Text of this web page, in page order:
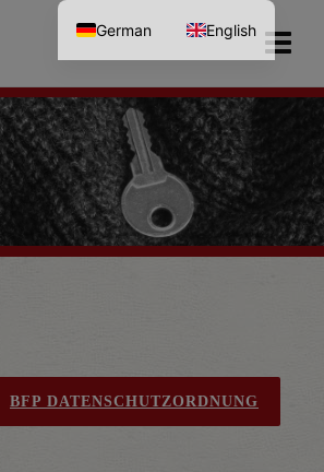
BFP DATENSCHUTZORDNUNG
German English